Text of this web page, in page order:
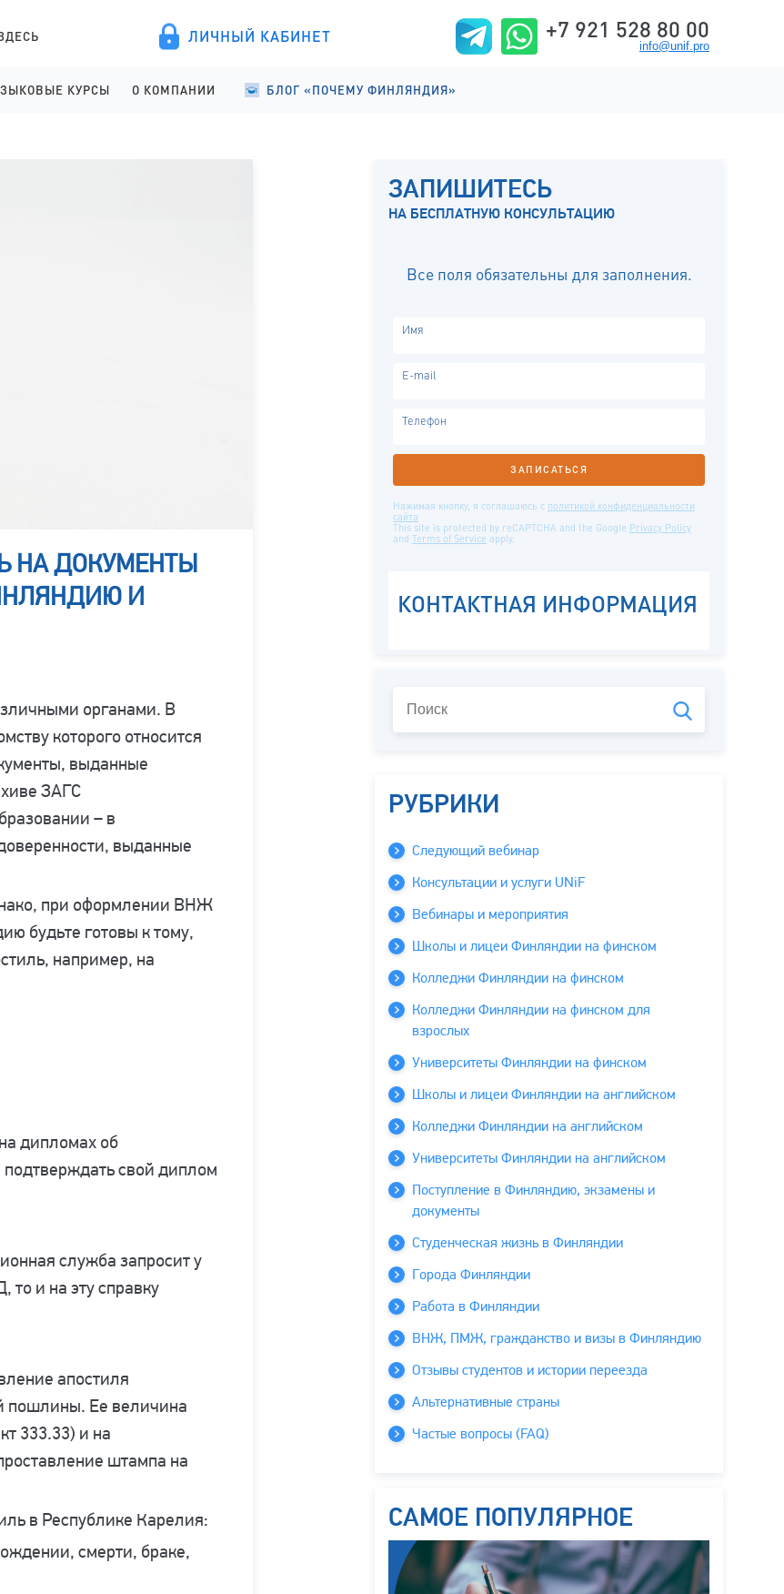
ЛИЧНЫЙ КАБИНЕТ +7 921 528 80 00
info@unif.pro
КУРСЫ О КОМПАНИИ БЛОГ «ПОЧЕМУ ФИНЛЯНДИЯ»
СТУДЕНЧЕСКАЯ ЖИЗНЬ
НА ДОКУМЕНТЫ
И
органами. В
которого относится
выданные
ЗАГС
– в
выданные
при оформлении ВНЖ
будьте готовы к тому,
например, на
дипломах об
свой диплом
служба запросит у
и на эту справку
апостиля
пошлины. Ее величина
333.33) и на
штампа на
в Республике Карелия:
смерти, браке,
ЗАПИШИТЕСЬ
НА БЕСПЛАТНУЮ КОНСУЛЬТАЦИЮ
РУБРИКИ
Следующий вебинар
Консультации и услуги UNiF
Вебинары и мероприятия
Школы и лицеи Финляндии на финском
Колледжи Финляндии на финском
Колледжи Финляндии на финском для
взрослых
Университеты Финляндии на финском
Школы и лицеи Финляндии на английском
Колледжи Финляндии на английском
Университеты Финляндии на английском
Поступление в Финляндию, экзамены и
документы
Студенческая жизнь в Финляндии
Города Финляндии
Работа в Финляндии
ВНЖ, ПМЖ, гражданство и визы в Финляндию
Отзывы студентов и истории переезда
Альтернативные страны
Частые вопросы (FAQ)
САМОЕ ПОПУЛЯРНОЕ